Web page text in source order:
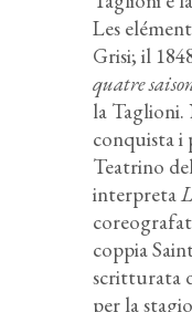
Les
Grisi; il
quatre
la Taglioni.
conquista i
Teatrino
interpreta
coppia
scritturata
per la